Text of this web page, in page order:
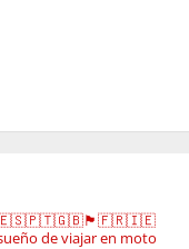
de viajar en moto